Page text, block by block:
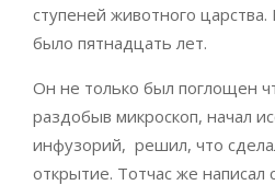
ступеней животного
было пятнадцать лет.
Он не только был поглощен
раздобыв микроскоп, начал
инфузорий, решил, что
открытие. Тотчас же написал